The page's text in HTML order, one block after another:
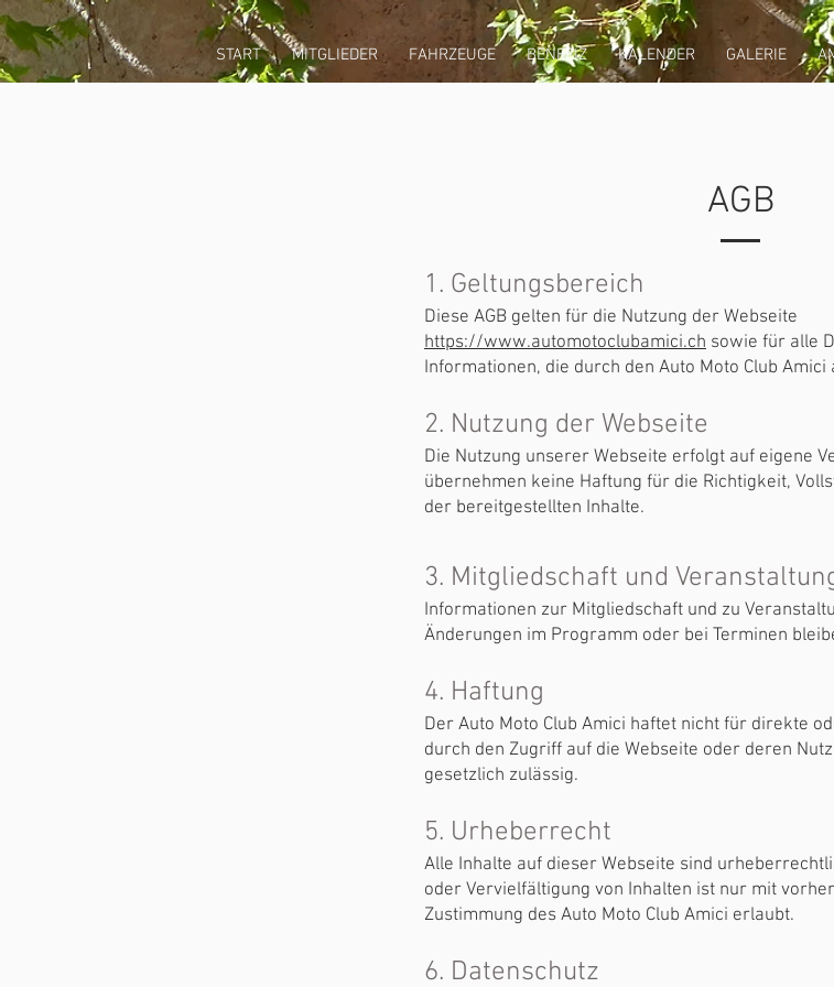
START MITGLIEDER FAHRZEUGE BENEFIZ KALENDER GALERIE
AGB
1. Geltungsbereich
Diese AGB gelten für die Nutzung der Webseite
https://www.automotoclubamici.ch sowie für alle
Informationen, die durch den Auto Moto Club
2. Nutzung der Webseite
Die Nutzung unserer Webseite erfolgt auf eigene
übernehmen keine Haftung für die Richtigkeit,
der bereitgestellten Inhalte.
3. Mitgliedschaft und
Informationen zur Mitgliedschaft und zu
Änderungen im Programm oder bei Terminen
4. Haftung
Der Auto Moto Club Amici haftet nicht für direkte
durch den Zugriff auf die Webseite oder deren
gesetzlich zulässig.
5. Urheberrecht
Alle Inhalte auf dieser Webseite sind
oder Vervielfältigung von Inhalten ist nur mit
Zustimmung des Auto Moto Club Amici erlaubt.
6. Datenschutz